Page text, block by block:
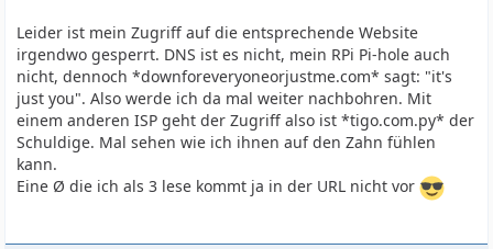
Leider ist mein Zugriff auf die entsprechende Website
irgendwo gesperrt. DNS ist es nicht, mein RPi Pi-hole auch
nicht, dennoch *downforeveryoneorjustme.com* sagt: "it's
just you". Also werde ich da mal weiter nachbohren. Mit
einem anderen ISP geht der Zugriff also ist *tigo.com.py* der
Schuldige. Mal sehen wie ich ihnen auf den Zahn fühlen
kann.
Eine Ø die ich als 3 lese kommt ja in der URL nicht vor